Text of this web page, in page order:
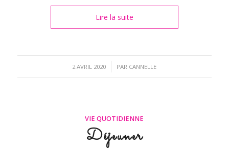
Lire la suite
2 AVRIL 2020
/ PAR CANNELLE
VIE QUOTIDIENNE
Déjeuner